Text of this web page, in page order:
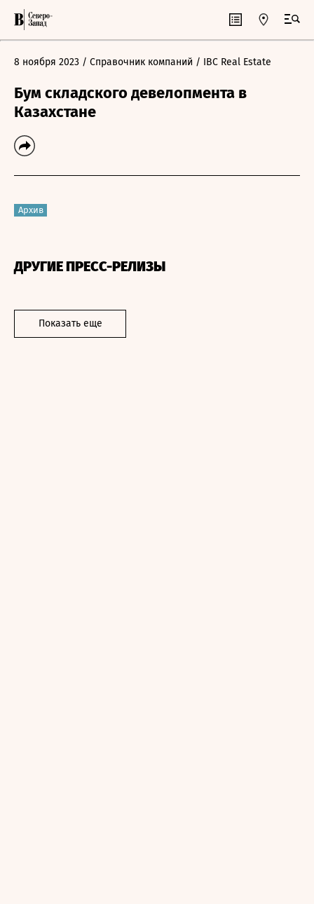
8 ноября 2023 / Справочник компаний / IBC Real Estate
Бум складского девелопмента в
Казахстане
Архив
ДРУГИЕ ПРЕСС-РЕЛИЗЫ
Показать еще